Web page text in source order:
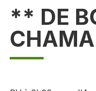
** DE